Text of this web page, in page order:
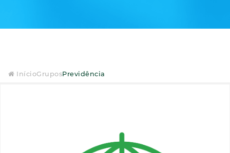
InícioGruposPrevidência